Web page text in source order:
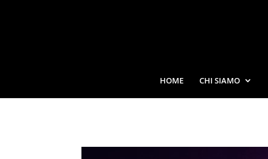
HOME CHI SIAMO